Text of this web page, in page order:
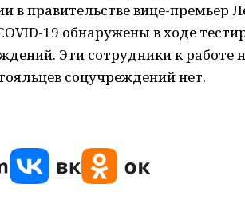
в правительстве вице-премьер
19 обнаружены в ходе
Эти сотрудники к работе
соцучреждений нет.